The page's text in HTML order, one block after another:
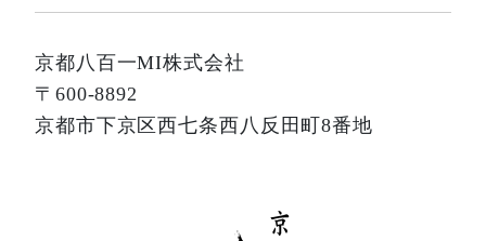
京都八百一MI株式会社
〒600-8892
京都市下京区西七条西八反田町8番地